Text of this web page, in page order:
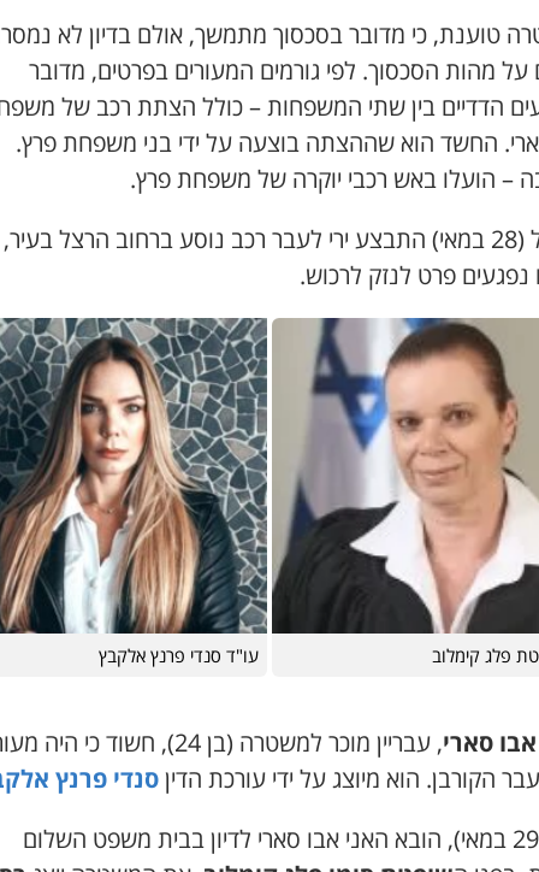
טוענת, כי מדובר בסכסוך מתמשך, אולם בדיון לא
על מהות הסכסוך. לפי גורמים המעורים בפרטים, מדובר
הדדיים בין שתי המשפחות – כולל הצתת רכב של
החשד הוא שההצתה בוצעה על ידי בני משפחת פרץ.
– הועלו באש רכבי יוקרה של משפחת פרץ.
אתמול (28 במאי) התבצע ירי לעבר רכב נוסע ברחוב הרצל
נפגעים פרט לנזק לרכוש.
פלג קימלוב עו"ד סנדי פרנץ אלקבץ
סארי
, עבריין מוכר למשטרה (בן 24), חשוד כי היה
הקורבן. הוא מיוצג על ידי עורכת הדיןסנדי פרנץ
היום (29 במאי), הובא האני אבו סארי לדיון בבית משפט השלום